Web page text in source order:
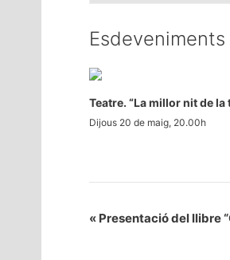
Teatre. “La millor nit de la
Dijous 20 de maig, 20.00h
« Presentació del llibre